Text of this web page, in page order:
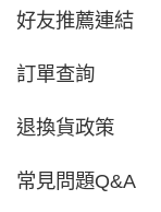
好友推薦連結
訂單查詢
退換貨政策
常見問題Q&A